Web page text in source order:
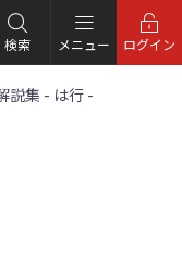
検索 メニュー ログイン
説集 - は行 -